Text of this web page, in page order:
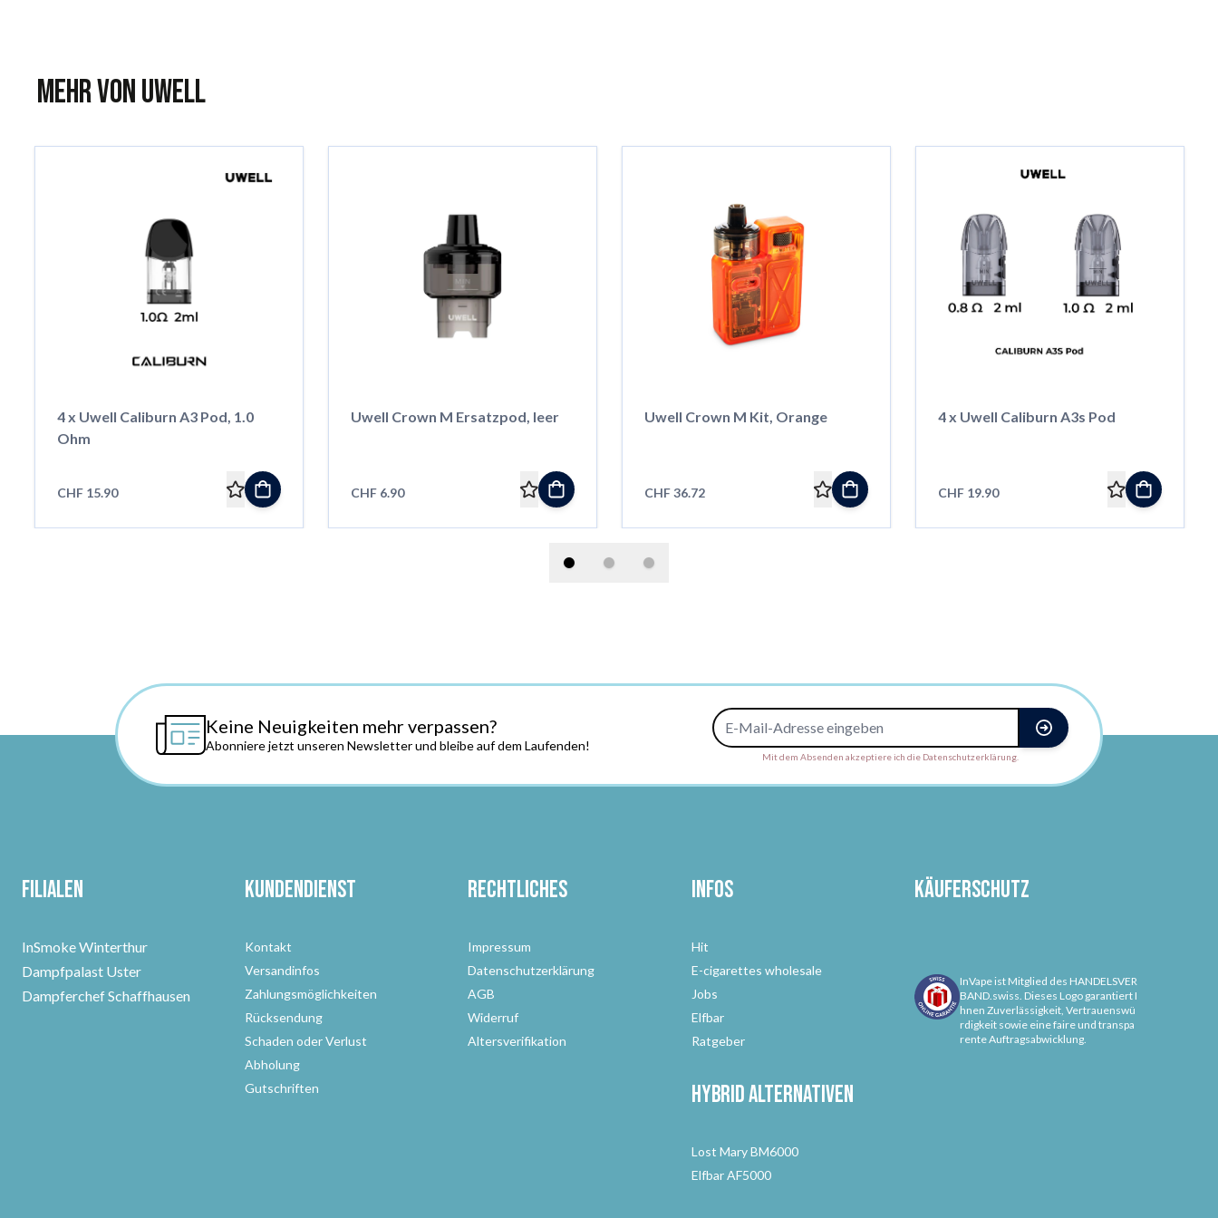
Mehr von Uwell
4 x Uwell Caliburn A3 Pod, 1.0
Ohm
CHF 15.90
Uwell Crown M Ersatzpod, leer
CHF 6.90
Uwell Crown M Kit, Orange
CHF 36.72
4 x Uwell Caliburn A3s Pod
CHF 19.90
Keine Neuigkeiten mehr verpassen?
Abonniere jetzt unseren Newsletter und bleibe auf dem Laufenden!
E-Mail-Adresse
Mit dem Absenden akzeptiere ich die Datenschutzerklärung.
Filialen
InSmoke Winterthur
Dampfpalast Uster
Dampferchef Schaffhausen
Kundendienst
Kontakt
Versandinfos
Zahlungsmöglichkeiten
Rücksendung
Schaden oder Verlust
Abholung
Gutschriften
Rechtliches
Impressum
Datenschutzerklärung
AGB
Widerruf
Altersverifikation
Infos
Hit
E-cigarettes wholesale
Jobs
Elfbar
Ratgeber
Hybrid Alternativen
Lost Mary BM6000
Elfbar AF5000
Käuferschutz
InVape ist Mitglied des HANDELSVER
BAND.swiss. Dieses Logo garantiert I
hnen Zuverlässigkeit, Vertrauenswü
rdigkeit sowie eine faire und transpa
rente Auftragsabwicklung.